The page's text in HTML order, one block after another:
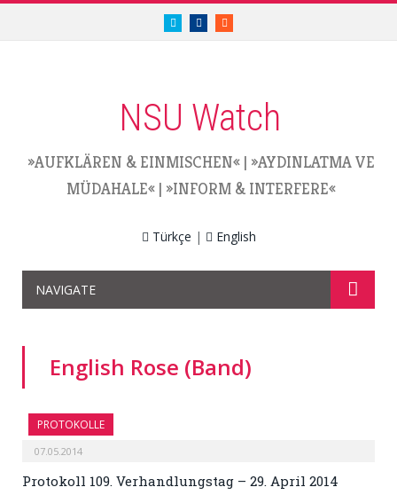
twitter.com/nsuwatch
facebook.com/nsuwatch
RSS
NSU Watch
»AUFKLÄREN & EINMISCHEN« | »AYDINLATMA VE
MÜDAHALE« | »INFORM & INTERFERE«
Türkçe | English
NAVIGATE
English Rose (Band)
PROTOKOLLE
07.05.2014
Protokoll 109. Verhandlungstag – 29. April 2014